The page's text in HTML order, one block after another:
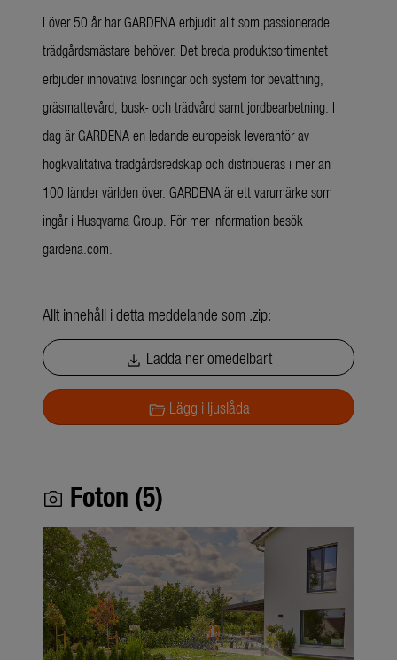
I över 50 år har GARDENA erbjudit allt som passionerade
trädgårdsmästare behöver. Det breda produktsortimentet
erbjuder innovativa lösningar och system för bevattning,
gräsmattevård, busk- och trädvård samt jordbearbetning. I
dag är GARDENA en ledande europeisk leverantör av
högkvalitativa trädgårdsredskap och distribueras i mer än
100 länder världen över. GARDENA är ett varumärke som
ingår i Husqvarna Group. För mer information besök
gardena.com.
Allt innehåll i detta meddelande som .zip:
download Ladda ner omedelbart
folder_openLägg i ljuslåda
photo_camera Foton (5)